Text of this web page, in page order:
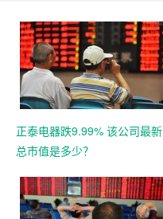
正泰电器跌9.99% 该公司最新
总市值是多少？